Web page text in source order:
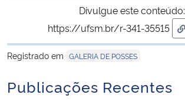
Ministério da Mulher, da Família e dos Direitos Humanos
Secretaria-Geral
Divulgue este conteúdo:
https://ufsm.br/r-341-35515
Registrado em GALERIA DE POSSES
Publicações Recentes